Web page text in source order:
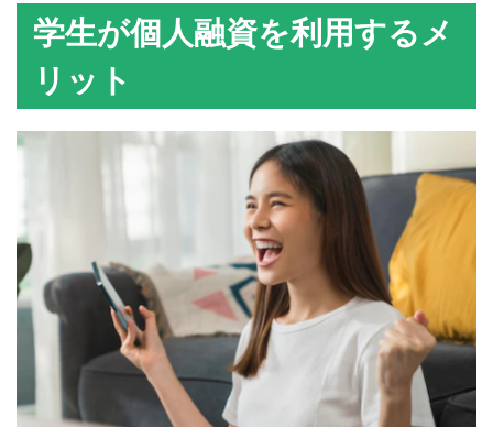
学生が個人融資を利用するメ
リット